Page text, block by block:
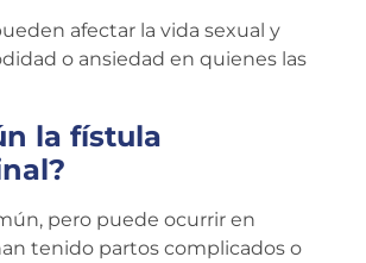
afectar la vida sexual y
o ansiedad en quienes las
la fístula
pero puede ocurrir en
tenido partos complicados o